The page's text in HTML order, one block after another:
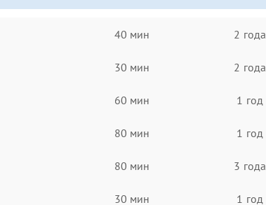
40 мин 2 года
30 мин 2 года
60 мин 1 год
80 мин 1 год
80 мин 3 года
30 мин 1 год